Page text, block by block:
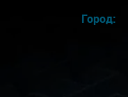
Город: